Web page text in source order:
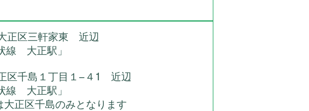
大正区三軒家東 近辺
大正駅」
正区千島１丁目１−４1 近辺
大正駅」
区千島のみとなります